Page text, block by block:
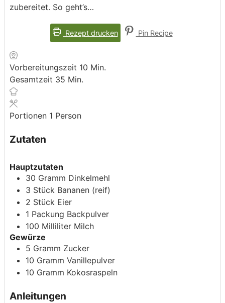
zubereitet. So geht’s…
Rezept drucken Pin Recipe
Vorbereitungszeit 10 Minuten
Min.
Gesamtzeit 35 Minuten
Min.
Portionen 1 Person
Zutaten
Hauptzutaten
30 Gramm Dinkelmehl
3 Stück Bananen (reif)
2 Stück Eier
1 Packung Backpulver
100 Milliliter Milch
Gewürze
5 Gramm Zucker
10 Gramm Vanillepulver
10 Gramm Kokosraspeln
Anleitungen